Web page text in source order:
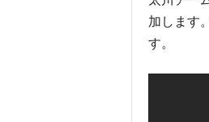
加します
す。